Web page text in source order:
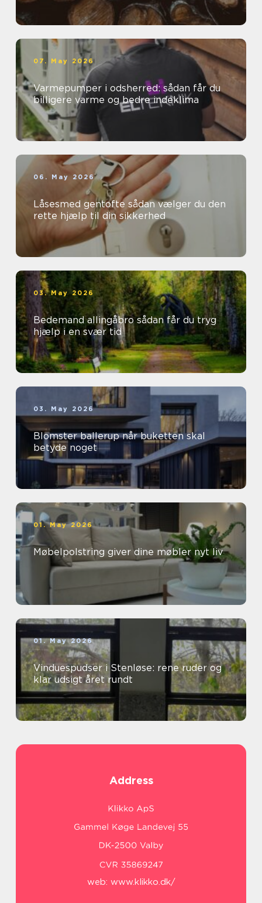
07. May 2026
Varmepumper i odsherred: sådan får du
billigere varme og bedre indeklima
06. May 2026
Låsesmed gentofte sådan vælger du den
rette hjælp til din sikkerhed
03. May 2026
Bedemand allingåbro sådan får du tryg
hjælp i en svær tid
03. May 2026
Blomster ballerup når buketten skal
betyde noget
01. May 2026
Møbelpolstring giver dine møbler nyt liv
01. May 2026
Vinduespudser i Stenløse: rene ruder og
klar udsigt året rundt
Address
web: www.klikko.dk/